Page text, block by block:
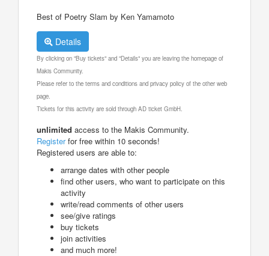
Best of Poetry Slam by Ken Yamamoto
Details
By clicking on "Buy tickets" and "Details" you are leaving the homepage of
Makis Community.
Please refer to the terms and conditions and privacy policy of the other web
page.
Tickets for this activity are sold through AD ticket GmbH.
unlimited access to the Makis Community.
Registerfor free within 10 seconds!
Registered users are able to:
arrange dates with other people
find other users, who want to participate on this
activity
write/read comments of other users
see/give ratings
buy tickets
join activities
and much more!